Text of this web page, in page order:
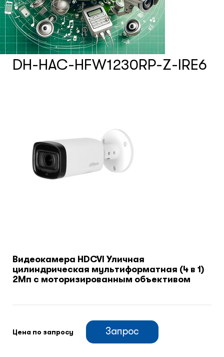
Системы защиты товаров от краж
Счетчики посетителей
Защита товара на стеллажах
Системы контроля и управления
доступом
Климатический шкафы
DH-HAC-HFW1230RP-Z-IRE6
Видеокамера HDCVI Уличная
цилиндрическая мультиформатная (4 в 1)
2Мп с моторизированным объективом
Цена по запросу Запрос